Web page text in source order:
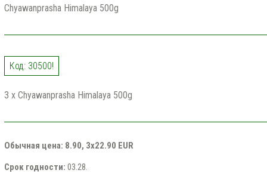
Chyawanprasha Himalaya 500g
Код: 30500!
3 x Chyawanprasha Himalaya 500g
Обычная цена: 8.90, 3x22.90 EUR
Срок годности: 03.28.